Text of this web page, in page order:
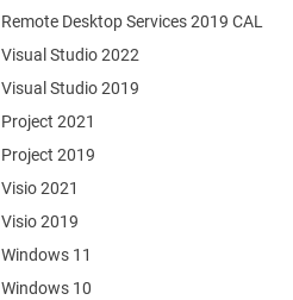
Remote Desktop Services 2019 CAL
Visual Studio 2022
Visual Studio 2019
Project 2021
Project 2019
Visio 2021
Visio 2019
Windows 11
Windows 10